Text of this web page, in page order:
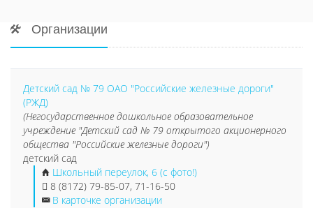
Организации
Детский сад № 79 ОАО "Российские железные дороги"
(РЖД)
(Негосударственное дошкольное образовательное
учреждение "Детский сад № 79 открытого акционерного
общества "Российские железные дороги")
детский сад
Школьный переулок, 6 (с фото!)
8 (8172) 79-85-07, 71-16-50
В карточке организации